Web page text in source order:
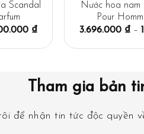
Scandal
₫
Nước hoa nam
Pour
3.696.000 ₫–
Tham gia bản
để nhận tin tức độc quyền